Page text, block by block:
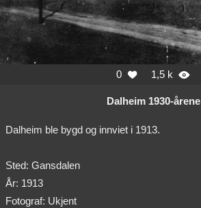
0  1,5 k 
Dalheim 1930-årene
Dalheim ble bygd og innviet i 1913.
Sted: Gansdalen
År: 1913
Fotograf: Ukjent